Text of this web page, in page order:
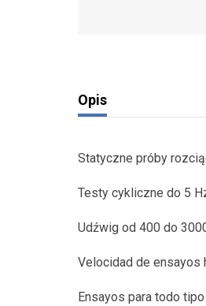
Opis
Statyczne próby
Testy cykliczne do 5
Udźwig od 400 do
Velocidad de ensayos
Ensayos para todo